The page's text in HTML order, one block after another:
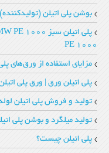
بوشن پلی اتیلن (تولیدکننده)
PE 1000
مزایای استفاده از ورق‌های
پلی اتیلن ورق | ورق پلی
تولید و فروش پلی اتیلن
تولید میلگرد و بوشن پلی
پلی اتیلن چیست؟